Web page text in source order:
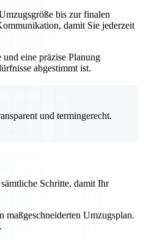
bis zur finalen
damit Sie jederzeit
eine präzise Planung
abgestimmt ist.
und termingerecht.
Schritte, damit Ihr
maßgeschneiderten Umzugsplan.